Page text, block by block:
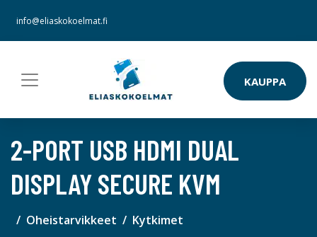
info@eliaskokoelmat.fi
KAUPPA
2-PORT USB HDMI DUAL
DISPLAY SECURE KVM
Oheistarvikkeet Kytkimet